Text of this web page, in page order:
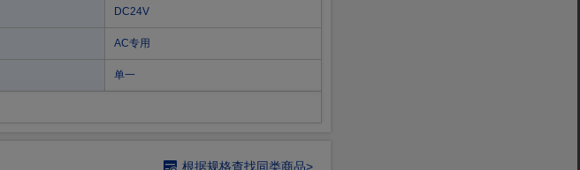
DC24V
AC专用
单一
根据规格查找同类商品>